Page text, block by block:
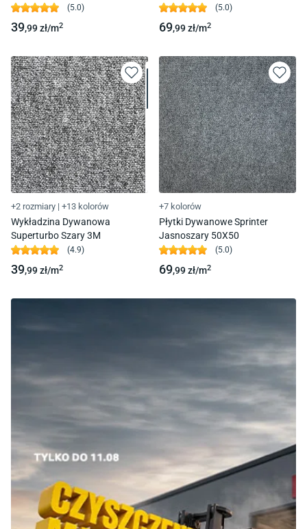
(5.0)
39,99zł/m2
(5.0)
69,99zł/m2
+2 rozmiary | +13 kolorów
Wykładzina Dywanowa
Superturbo Szary 3M
(4.9)
39,99zł/m2
+7 kolorów
Płytki Dywanowe Sprinter
Jasnoszary 50X50
(5.0)
69,99zł/m2